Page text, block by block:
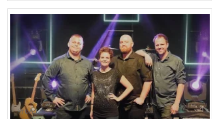
ProArtist